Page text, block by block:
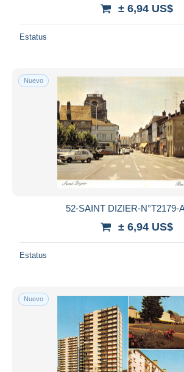
± 6,94 US$
Estatus
Nuevo
52-SAINT DIZIER-N°T2179-
± 6,94 US$
Estatus
Nuevo